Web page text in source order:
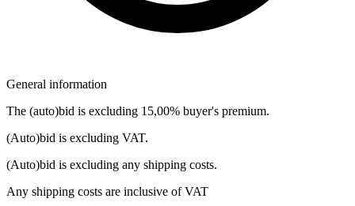
General information
The (auto)bid is excluding 15,00% buyer's premium.
(Auto)bid is excluding VAT.
(Auto)bid is excluding any shipping costs.
Any shipping costs are inclusive of VAT